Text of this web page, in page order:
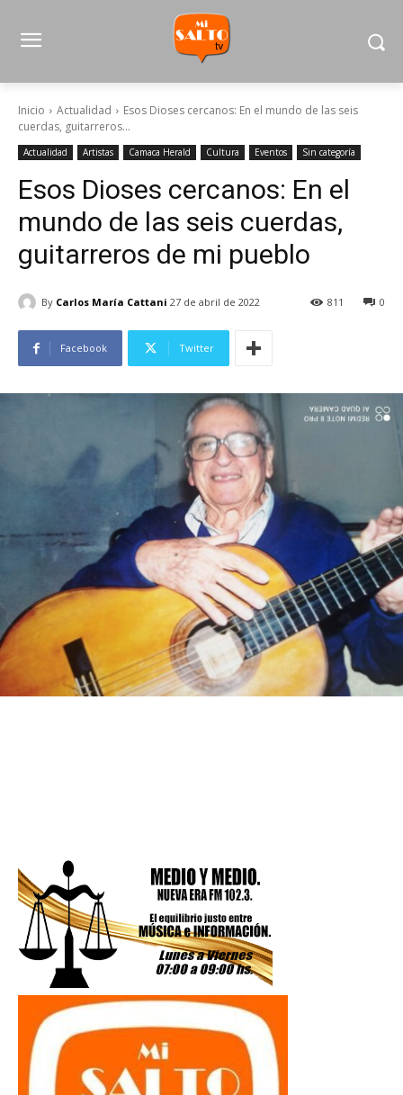
Inicio Actualidad
Esos Dioses cercanos: En el mundo de las seis
cuerdas, guitarreros...
Actualidad Artistas Camaca Herald Cultura Eventos Sin categoría
Esos Dioses cercanos: En el
mundo de las seis cuerdas,
guitarreros de mi pueblo
By Carlos María Cattani 27 de abril de 2022 0
811
Facebook Twitter